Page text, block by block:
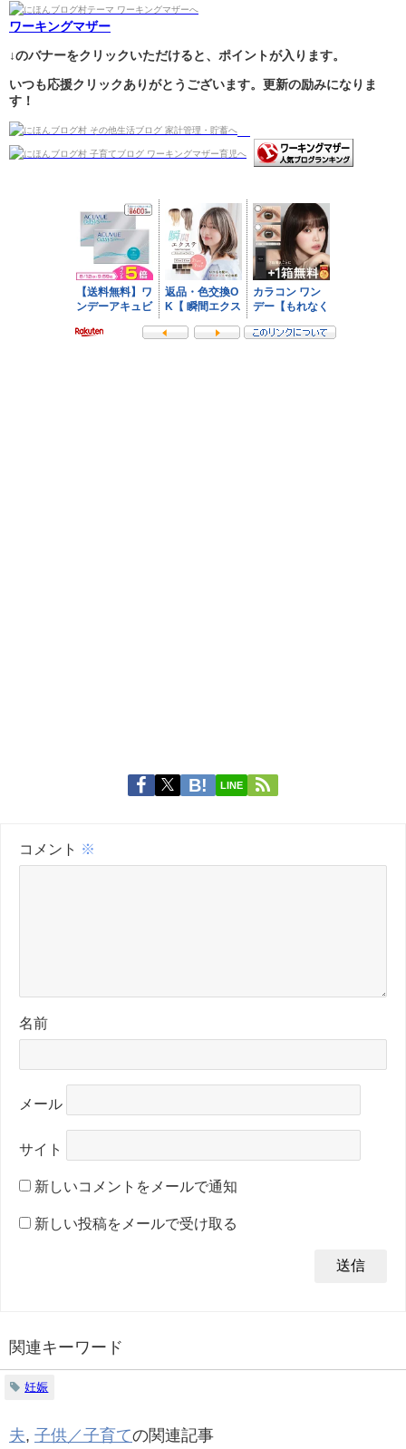
ワーキングマザー
↓のバナーをクリックいただけると、ポイントが入ります。
いつも応援クリックありがとうございます。更新の励みになりま
す！
LINE
コメント ※
名前
メール
サイト
新しいコメントをメールで通知
新しい投稿をメールで受け取る
関連キーワード
妊娠
夫, 子供／子育ての関連記事